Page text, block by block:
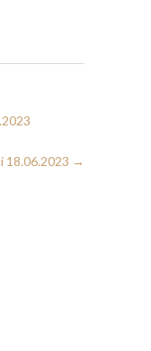
18.06.2023 →